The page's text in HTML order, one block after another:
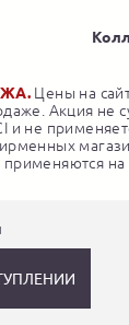
Цены на
Акция не
и не
на